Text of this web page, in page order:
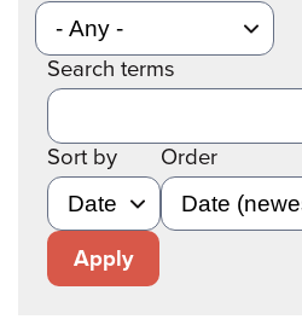
Search terms
Sort by Order
Apply